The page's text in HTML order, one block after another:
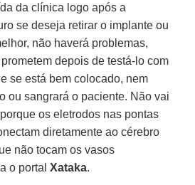
da clínica logo após a
se deseja retirar o implante ou
não haverá problemas,
depois de testá-lo com
se está bem colocado, nem
ou sangrará o paciente. Não vai
os eletrodos nas pontas
diretamente ao cérebro
não tocam os vasos
o portalXataka.